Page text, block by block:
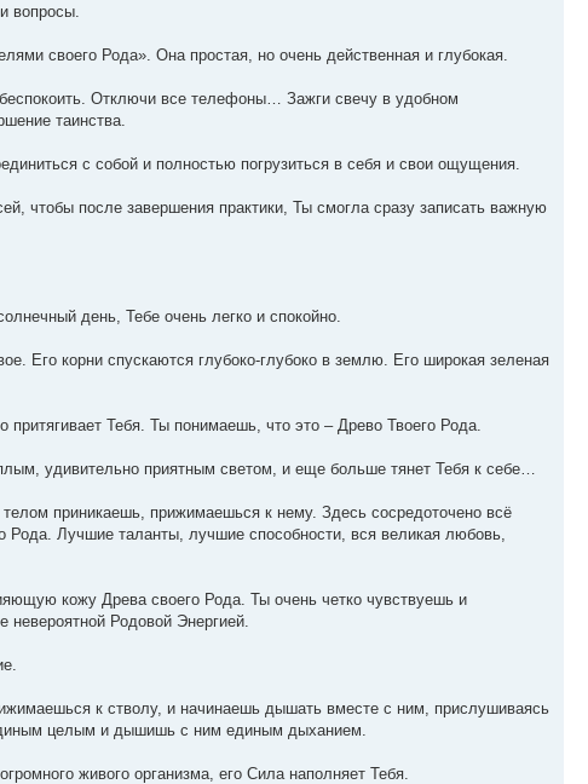
вопросы.
своего Рода». Она простая, но очень действенная и глубокая.
Отключи все телефоны… Зажги свечу в удобном
таинства.
с собой и полностью погрузиться в себя и свои ощущения.
чтобы после завершения практики, Ты смогла сразу записать важную
день, Тебе очень легко и спокойно.
Его корни спускаются глубоко-глубоко в землю. Его широкая зеленая
Тебя. Ты понимаешь, что это – Древо Твоего Рода.
удивительно приятным светом, и еще больше тянет Тебя к себе…
приникаешь, прижимаешься к нему. Здесь сосредоточено всё
Рода. Лучшие таланты, лучшие способности, вся великая любовь,
кожу Древа своего Рода. Ты очень четко чувствуешь и
Родовой Энергией.
к стволу, и начинаешь дышать вместе с ним, прислушиваясь
целым и дышишь с ним единым дыханием.
живого организма, его Сила наполняет Тебя.